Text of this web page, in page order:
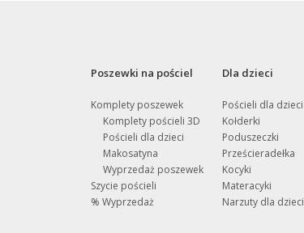
Poszewki na pościel
Komplety poszewek
Komplety pościeli 3D
Pościeli dla dzieci
Makosatyna
Wyprzedaż poszewek
Szycie pościeli
% Wyprzedaż
Dla dzieci
Pościeli dla dzieci
Kołderki
Poduszeczki
Prześcieradełka
Kocyki
Materacyki
Narzuty dla dzieci